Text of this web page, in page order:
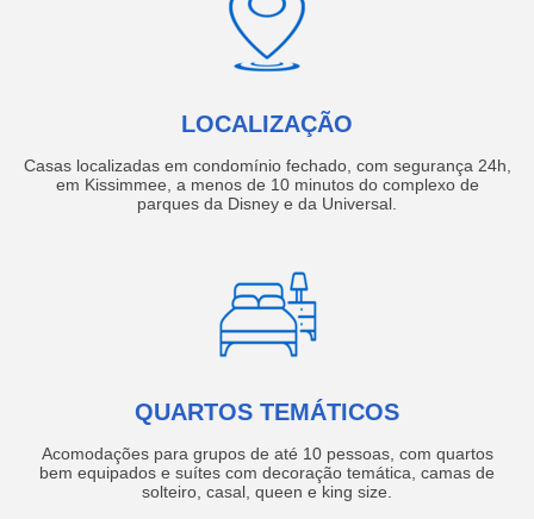
LOCALIZAÇÃO
Casas localizadas em condomínio fechado, com segurança 24h,
em Kissimmee, a menos de 10 minutos do complexo de
parques da Disney e da Universal.
QUARTOS TEMÁTICOS
Acomodações para grupos de até 10 pessoas, com quartos
bem equipados e suítes com decoração temática, camas de
solteiro, casal, queen e king size.